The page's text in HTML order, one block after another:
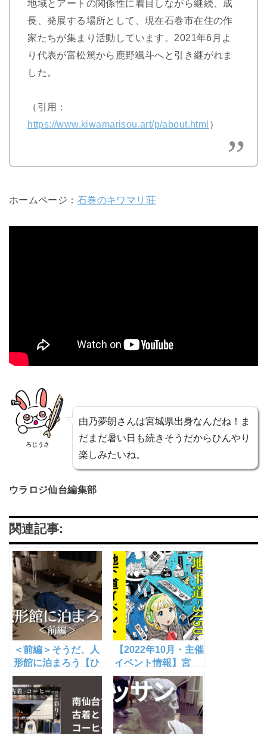
地域とアートの関係性に着目しながら継続、成
長、発展する場所として、現在石巻市在住の作
家たちが集まり活動しています。2021年6月よ
り代表が富松篤から鹿野颯斗へと引き継がれま
した。
（引用：
https://www.kiwamarisou.art/p/about.html ）
ホームページ： 石巻のキワマリ荘
ろじうさ
由乃夢朗さんは宮城県出身なんだね！ま
だまだ暑い日も続きそうだからひんやり
楽しみたいね。
ウラロジ仙台編集部
関連記事:
＜前編＞そうだ、人
形館に泊まろう【ひ
とがた通信＊秋保の
杜 佐々木美術館&人
形館＊ウラロジ仙台
コラボ】
【2022年10月・主催
イベント情報】宮
城・東北で「人と違
う自分でありたい」
「人と違っていいの
か悩む」少数派がの
びのび過ごせる小さ